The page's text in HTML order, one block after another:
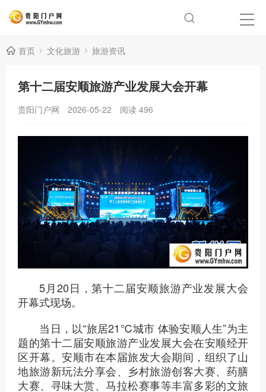
首页 文化旅游 旅游资讯
第十二届安顺旅游产业发展大会开幕
贵阳门户网 2026-05-22 阅读 496
5月20日，第十二届安顺旅游产业发展大会
开幕式现场。
当日，以“旅居21℃城市 体验安顺人生”为主
题的第十二届安顺旅游产业发展大会在安顺经开
区开幕。安顺市在本届旅发大会期间，组织了山
地旅游新玩法分享会、乡村旅游创客大赛、药膳
大赛、寻味大赏、马拉松赛事等丰富多彩的文旅